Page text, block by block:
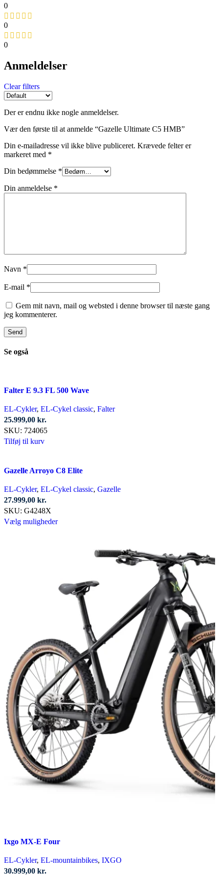
0
0
0
Anmeldelser
Clear filters
Der er endnu ikke nogle anmeldelser.
Vær den første til at anmelde “Gazelle Ultimate C5 HMB”
Din e-mailadresse vil ikke blive publiceret. Krævede felter er
markeret med *
Din bedømmelse *
Din anmeldelse *
Navn *
E-mail *
Gem mit navn, mail og websted i denne browser til næste gang
jeg kommenterer.
Se også
Falter E 9.3 FL 500 Wave
EL-Cykler, EL-Cykel classic, Falter
25.999,00 kr.
SKU: 724065
Tilføj til kurv
Gazelle Arroyo C8 Elite
EL-Cykler, EL-Cykel classic, Gazelle
27.999,00 kr.
SKU: G4248X
Vælg mulighederDette
kan
vælges
varesiden
Ixgo MX-E Four
EL-Cykler, EL-mountainbikes, IXGO
30.999,00 kr.